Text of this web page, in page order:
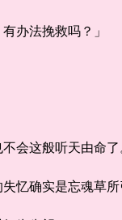
办法挽救吗？」
会这般听天由命了
确实是忘魂草所